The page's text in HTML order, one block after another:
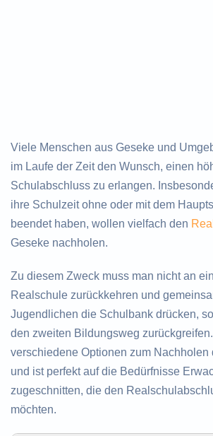
Viele Menschen aus Geseke und
im Laufe der Zeit den Wunsch, einen
Schulabschluss zu erlangen.
ihre Schulzeit ohne oder mit dem
beendet haben, wollen vielfach den
Geseke nachholen.
Zu diesem Zweck muss man nicht an
Realschule zurückkehren und
Jugendlichen die Schulbank drücken,
den zweiten Bildungsweg
verschiedene Optionen zum Nachholen
und ist perfekt auf die Bedürfnisse
zugeschnitten, die den
möchten.